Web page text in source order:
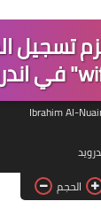
مراجعات
حماية
اندرويد
ويندوز
تسجيل
Ibrahim Al-
الحجم